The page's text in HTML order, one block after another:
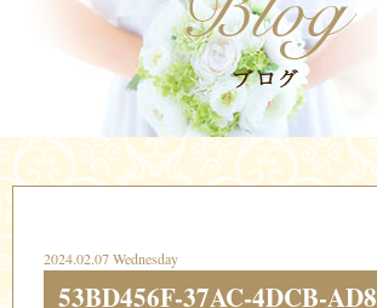
2024.02.07 Wednesday
53BD456F-37AC-4DCB-